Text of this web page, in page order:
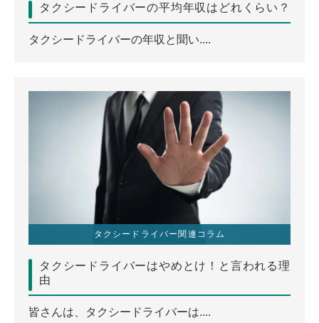
タクシードライバーの平均年収はどれくらい？
タクシードライバーの年収と聞い....
タクシードライバー関連コラム
タクシードライバーはやめとけ！と言われる理
由
皆さんは、タクシードライバーは....